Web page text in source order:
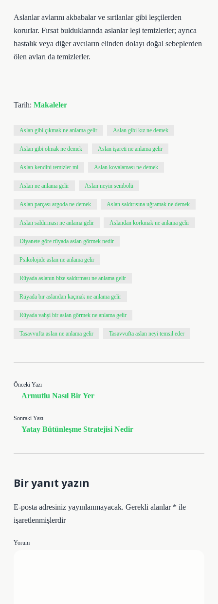
Aslanlar avlarını akbabalar ve sırtlanlar gibi leşçilerden
korurlar. Fırsat bulduklarında aslanlar leşi temizlerler; ayrıca
hastalık veya diğer avcıların elinden dolayı doğal sebeplerden
ölen avları da temizlerler.
Tarih: Makaleler
Aslan gibi çıkmak ne anlama gelir Aslan gibi kız ne demek
Aslan gibi olmak ne demek Aslan işareti ne anlama gelir
Aslan kendini temizler mi Aslan kovalaması ne demek
Aslan ne anlama gelir Aslan neyin sembolü
Aslan parçası argoda ne demek Aslan saldırısına uğramak ne demek
Aslan saldırması ne anlama gelir Aslandan korkmak ne anlama gelir
Diyanete göre rüyada aslan görmek nedir
Psikolojide aslan ne anlama gelir
Rüyada aslanın bize saldırması ne anlama gelir
Rüyada bir aslandan kaçmak ne anlama gelir
Rüyada vahşi bir aslan görmek ne anlama gelir
Tasavvufta aslan ne anlama gelir Tasavvufta aslan neyi temsil eder
Önceki Yazı
Armutlu Nasıl Bir Yer
Sonraki Yazı
Yatay Bütünleşme Stratejisi Nedir
Bir yanıt yazın
E-posta adresiniz yayınlanmayacak. Gerekli alanlar * ile
işaretlenmişlerdir
Yorum